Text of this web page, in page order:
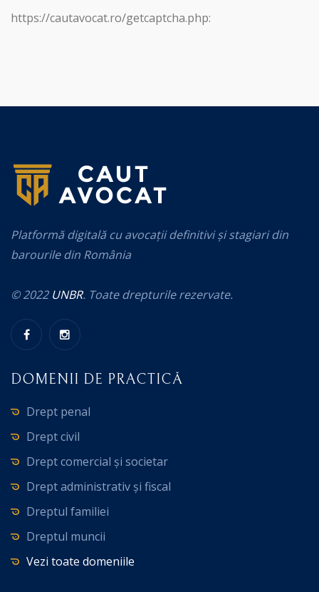
https://cautavocat.ro/getcaptcha.php:
Platformă digitală cu avocații definitivi și stagiari din
barourile din România
© 2022 UNBR. Toate drepturile rezervate.
DOMENII DE PRACTICĂ
Drept penal
Drept civil
Drept comercial și societar
Drept administrativ și fiscal
Dreptul familiei
Dreptul muncii
Vezi toate domeniile